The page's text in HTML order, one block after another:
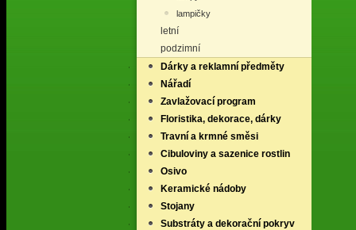
lampičky
letní
podzimní
Dárky a reklamní předměty
Nářadí
Zavlažovací program
Floristika, dekorace, dárky
Travní a krmné směsi
Cibuloviny a sazenice rostlin
Osivo
Keramické nádoby
Stojany
Substráty a dekorační pokryv